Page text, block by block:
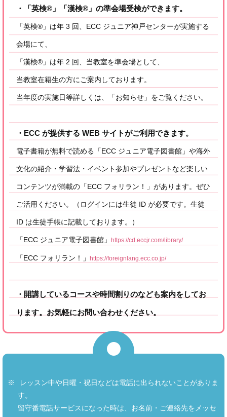
・「英検®」「漢検®」の準会場受検ができます。
「英検®」は年 3 回、ECC ジュニア神戸センターが実施する
会場にて、
「漢検®」は年 2 回、当教室を準会場として、
当教室在籍生の方にご案内しております。
当年度の実施日等詳しくは、「お知らせ」をご覧ください。
・ECC が提供する WEB サイトがご利用できます。
電子書籍が無料で読める「ECC ジュニア電子図書館」や海外
文化の紹介・学習法・イベント参加やプレゼントなど楽しい
コンテンツが満載の「ECC フォリラン！」があります。ぜひ
ご活用ください。（ログインには生徒 ID が必要です。生徒
ID は生徒手帳に記載しております。）
「ECC ジュニア電子図書館」 https://cd.eccjr.com/library/
「ECC フォリラン！」 https://foreignlang.ecc.co.jp/
・開講しているコースや時間割りのなども案内をしてお
ります。お気軽にお問い合わせください。
レッスン中や日曜・祝日などは電話に出られないことがありま
す。
留守番電話サービスになった時は、お名前・ご連絡先をメッセ